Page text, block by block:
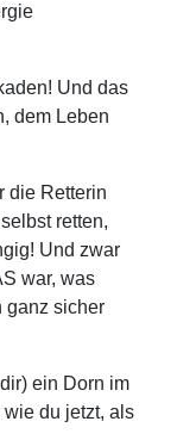
Und das
dem Leben
die Retterin
retten,
Und zwar
war, was
ganz sicher
ein Dorn im
du jetzt, als